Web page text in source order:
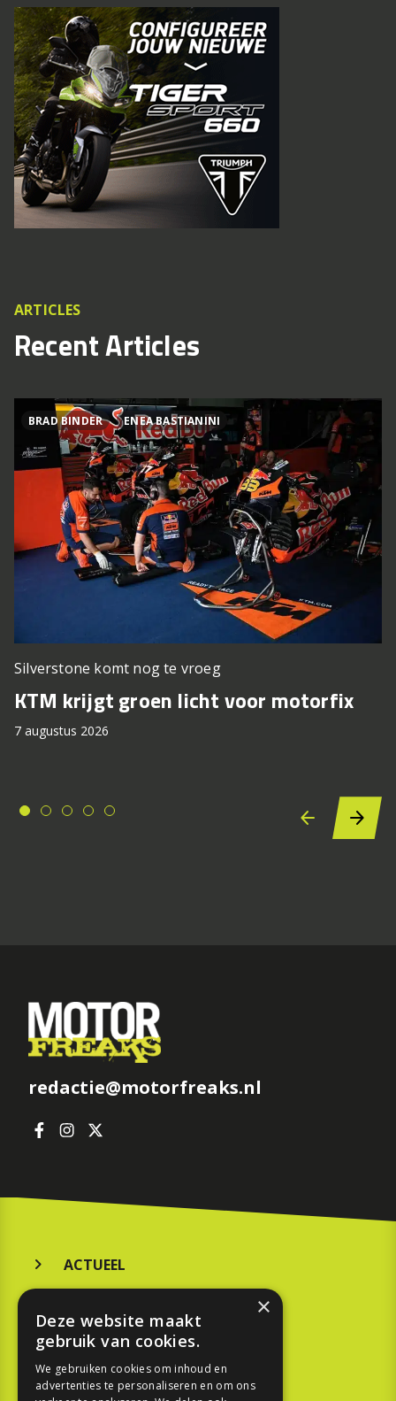
ARTICLES
Recent Articles
BRAD BINDER ENEA BASTIANINI
Silverstone komt nog te vroeg
KTM krijgt groen licht voor motorfix
7 augustus 2026
redactie@motorfreaks.nl
ACTUEEL
KOOPGIDS
TESTEN
×
Deze website maakt
gebruik van cookies.
We gebruiken cookies om inhoud en
advertenties te personaliseren en om ons